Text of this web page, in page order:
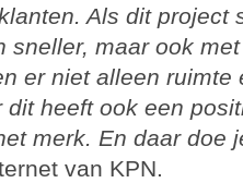
Als dit project
sneller, maar ook
er niet alleen
heeft ook een
merk. En daar doe
van KPN.